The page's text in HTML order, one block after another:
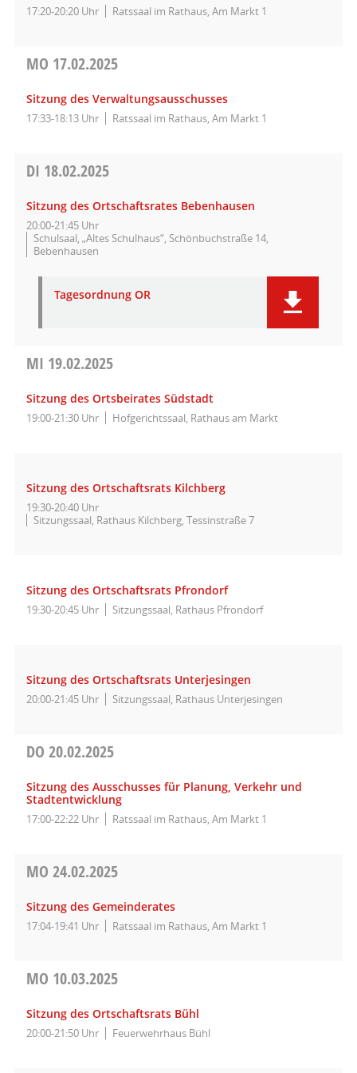
17:20-20:20 Uhr Ratssaal im Rathaus, Am Markt 1
MO 17.02.2025
Sitzung des Verwaltungsausschusses
17:33-18:13 Uhr Ratssaal im Rathaus, Am Markt 1
DI 18.02.2025
Sitzung des Ortschaftsrates Bebenhausen
20:00-21:45 Uhr
Schulsaal, „Altes Schulhaus“, Schönbuchstraße 14,
Bebenhausen
Tagesordnung OR
MI 19.02.2025
Sitzung des Ortsbeirates Südstadt
19:00-21:30 Uhr Hofgerichtssaal, Rathaus am Markt
Sitzung des Ortschaftsrats Kilchberg
19:30-20:40 Uhr
Sitzungssaal, Rathaus Kilchberg, Tessinstraße 7
Sitzung des Ortschaftsrats Pfrondorf
19:30-20:45 Uhr Sitzungssaal, Rathaus Pfrondorf
Sitzung des Ortschaftsrats Unterjesingen
20:00-21:45 Uhr Sitzungssaal, Rathaus Unterjesingen
DO 20.02.2025
Sitzung des Ausschusses für Planung, Verkehr und
Stadtentwicklung
17:00-22:22 Uhr Ratssaal im Rathaus, Am Markt 1
MO 24.02.2025
Sitzung des Gemeinderates
17:04-19:41 Uhr Ratssaal im Rathaus, Am Markt 1
MO 10.03.2025
Sitzung des Ortschaftsrats Bühl
20:00-21:50 Uhr Feuerwehrhaus Bühl